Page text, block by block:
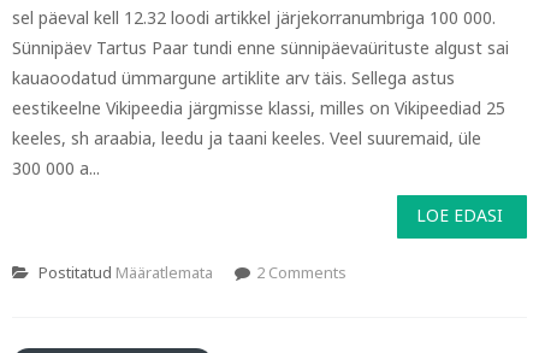
sel päeval kell 12.32 loodi artikkel järjekorranumbriga 100 000.
Sünnipäev Tartus Paar tundi enne sünnipäevaürituste algust sai
kauaoodatud ümmargune artiklite arv täis. Sellega astus
eestikeelne Vikipeedia järgmisse klassi, milles on Vikipeediad 25
keeles, sh araabia, leedu ja taani keeles. Veel suuremaid, üle
300 000 a...
LOE EDASI
Postitatud Määratlemata 2 Comments